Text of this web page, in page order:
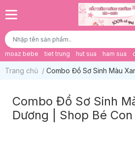
moaz bebe tiet trung hut sua ham sua
Trang chủ / Combo Đồ Sơ Sinh Màu
Combo Đồ Sơ Sinh
Dương | Shop Bé Con